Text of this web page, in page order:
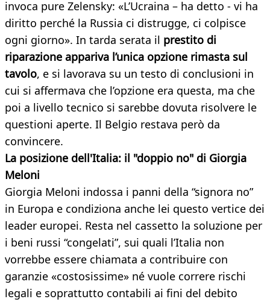
invoca pure Zelensky: «L’Ucraina – ha detto - vi ha
diritto perché la Russia ci distrugge, ci colpisce
ogni giorno». In tarda serata il prestito di
riparazione appariva l’unica opzione rimasta sul
tavolo, e si lavorava su un testo di conclusioni in
cui si affermava che l’opzione era questa, ma che
poi a livello tecnico si sarebbe dovuta risolvere le
questioni aperte. Il Belgio restava però da
convincere.
La posizione dell'Italia: il "doppio no" di Giorgia
Meloni
Giorgia Meloni indossa i panni della “signora no”
in Europa e condiziona anche lei questo vertice dei
leader europei. Resta nel cassetto la soluzione per
i beni russi “congelati”, sui quali l’Italia non
vorrebbe essere chiamata a contribuire con
garanzie «costosissime» né vuole correre rischi
legali e soprattutto contabili ai fini del debito